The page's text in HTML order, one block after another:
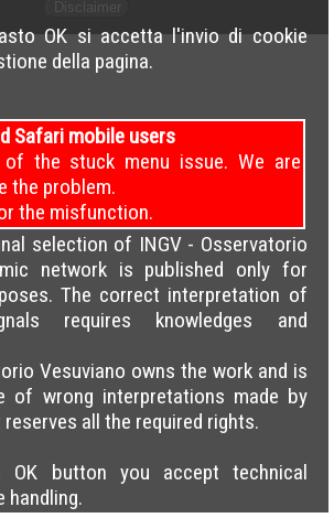
OK si accetta l'invio di cookie
della pagina.
Safari mobile users
the stuck menu issue. We are
the problem.
the misfunction.
selection of INGV - Osservatorio
network is published only for
The correct interpretation of
requires knowledges and
Vesuviano owns the work and is
of wrong interpretations made by
all the required rights.
OK button you accept technical
handling.